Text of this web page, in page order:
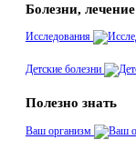
Болезни, лечение
Исследования
Детские болезни
Полезно знать
Ваш организм